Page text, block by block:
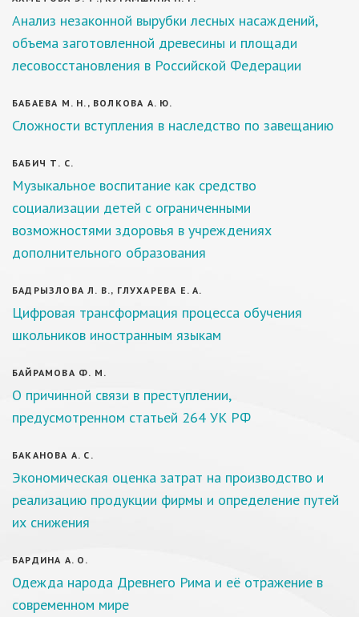
Анализ незаконной вырубки лесных насаждений,
объема заготовленной древесины и площади
лесовосстановления в Российской Федерации
БАБАЕВА М. Н., ВОЛКОВА А. Ю.
Сложности вступления в наследство по завещанию
БАБИЧ Т. С.
Музыкальное воспитание как средство
социализации детей с ограниченными
возможностями здоровья в учреждениях
дополнительного образования
БАДРЫЗЛОВА Л. В., ГЛУХАРЕВА Е. А.
Цифровая трансформация процесса обучения
школьников иностранным языкам
БАЙРАМОВА Ф. М.
О причинной связи в преступлении,
предусмотренном статьей 264 УК РФ
БАКАНОВА А. С.
Экономическая оценка затрат на производство и
реализацию продукции фирмы и определение путей
их снижения
БАРДИНА А. О.
Одежда народа Древнего Рима и её отражение в
современном мире